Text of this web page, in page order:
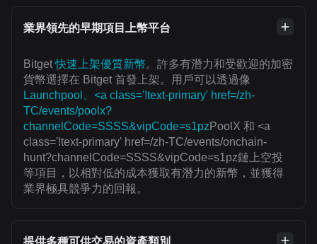
業界領先的早期項目上幣平台
Bitget快速上架優質新幣。許多有潛力和受歡迎的加密
貨幣選擇在 Bitget 首發上架。用戶可以透過像
Launchpool、<a class='!text-primary' href=/zh-
TC/events/poolx?
channelCode=SSSS&vipCode=s1pzPoolX 和 <a
class='!text-primary' href=/zh-TC/events/onchain-
hunt?channelCode=SSSS&vipCode=s1pz鏈上空投
等項目，以相對低的成本獲取有潛力的新幣，並獲得
業界極具競爭力的回報。
提供多種可供交易的資產類別